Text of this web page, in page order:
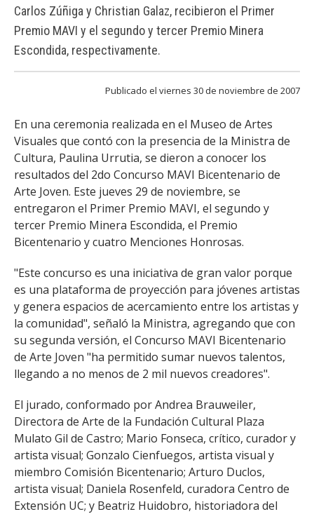
BIBLIOTECA
DEPARTAMENTOS
FACULTAD
Académicas/os Egresadas/os
Carlos Zúñiga y Christian Galaz, recibieron el Primer
Premio MAVI y el segundo y tercer Premio Minera
Escondida, respectivamente.
Publicado el viernes 30 de noviembre de 2007
En una ceremonia realizada en el Museo de Artes
Visuales que contó con la presencia de la Ministra de
Cultura, Paulina Urrutia, se dieron a conocer los
resultados del 2do Concurso MAVI Bicentenario de
Arte Joven. Este jueves 29 de noviembre, se
entregaron el Primer Premio MAVI, el segundo y
tercer Premio Minera Escondida, el Premio
Bicentenario y cuatro Menciones Honrosas.
"Este concurso es una iniciativa de gran valor porque
es una plataforma de proyección para jóvenes artistas
y genera espacios de acercamiento entre los artistas y
la comunidad", señaló la Ministra, agregando que con
su segunda versión, el Concurso MAVI Bicentenario
de Arte Joven "ha permitido sumar nuevos talentos,
llegando a no menos de 2 mil nuevos creadores".
El jurado, conformado por Andrea Brauweiler,
Directora de Arte de la Fundación Cultural Plaza
Mulato Gil de Castro; Mario Fonseca, crítico, curador y
artista visual; Gonzalo Cienfuegos, artista visual y
miembro Comisión Bicentenario; Arturo Duclos,
artista visual; Daniela Rosenfeld, curadora Centro de
Extensión UC; y Beatriz Huidobro, historiadora del